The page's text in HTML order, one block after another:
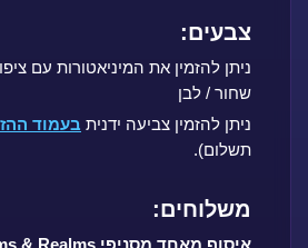
צבעים:
שחור / לבן
ניתן להזמין צביעה ידנית בעמוד
תשלום).
משלוחים:
איסוף מאחד מסניפי Rooms & Realms: